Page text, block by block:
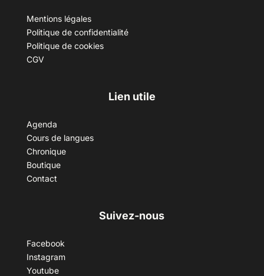
Mentions légales
Politique de confidentialité
Politique de cookies
CGV
Lien utile
Agenda
Cours de langues
Chronique
Boutique
Contact
Suivez-nous
Facebook
Instagram
Youtube